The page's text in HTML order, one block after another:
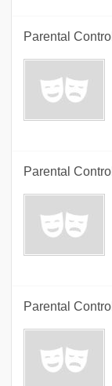
Parental Control
Parental Control
Parental Control